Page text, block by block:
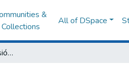
&
Collections
All of DSpace
Juegos de roles y expresión oral en niños de educación inicial de la Institución Educativa Liman, Supe, 2019